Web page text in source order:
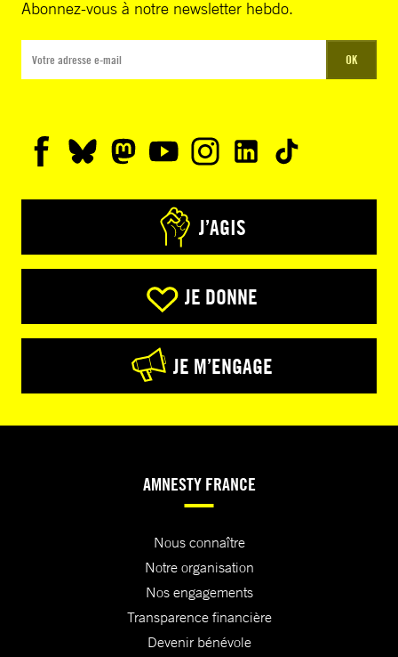
Abonnez-vous à notre newsletter hebdo.
OK
J’AGIS
JE DONNE
JE M’ENGAGE
AMNESTY FRANCE
Nous connaître
Notre organisation
Nos engagements
Transparence financière
Devenir bénévole